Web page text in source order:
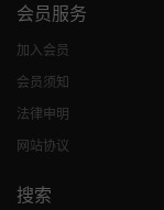
会员服务
加入会员
会员须知
法律申明
网站协议
搜索